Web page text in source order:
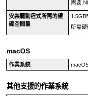
需要
安裝驅動程式所需的硬
碟空間量
1.5GB
所需硬
macOS
作業系統
其他支援的作業系統